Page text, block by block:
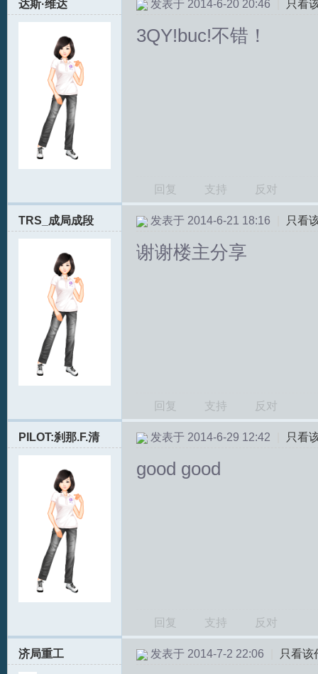
达斯·维达 发表于 2014-6-20 20:46 只看
3QY!buc!不错！
回复 支持 反对
TRS_成局成段 发表于 2014-6-21 18:16 只看
谢谢楼主分享
回复 支持 反对
PILOT:刹那.F.清 发表于 2014-6-29 12:42 只看
good good
回复 支持 反对
济局重工 发表于 2014-7-2 22:06 只看该